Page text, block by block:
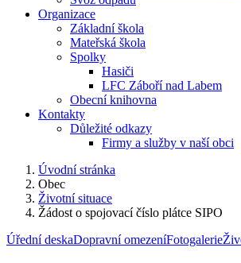
Organizace
Základní škola
Mateřská škola
Spolky
Hasiči
LFC Záboří nad Labem
Obecní knihovna
Kontakty
Důležité odkazy
Firmy a služby v naší obci
Úvodní stránka
Obec
Životní situace
Žádost o spojovací číslo plátce SIPO
Úřední deskaDopravní omezeníFotogalerie